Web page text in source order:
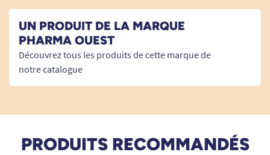
Retrouvez tous nos matelas anti-escarres classe
3.
UN PRODUIT DE LA MARQUE
PHARMA OUEST
Découvrez tous les produits de cette marque de
notre catalogue
PRODUITS RECOMMANDÉS